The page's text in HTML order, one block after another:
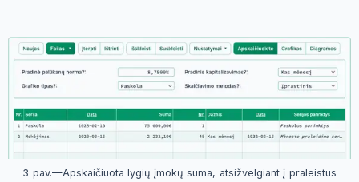
3 pav.—Apskaičiuota lygių įmokų suma, atsižvelgiant į praleistus